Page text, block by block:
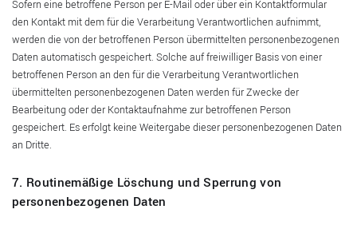
Sofern eine betroffene Person per E-Mail oder über ein Kontaktformular
den Kontakt mit dem für die Verarbeitung Verantwortlichen aufnimmt,
werden die von der betroffenen Person übermittelten personenbezogenen
Daten automatisch gespeichert. Solche auf freiwilliger Basis von einer
betroffenen Person an den für die Verarbeitung Verantwortlichen
übermittelten personenbezogenen Daten werden für Zwecke der
Bearbeitung oder der Kontaktaufnahme zur betroffenen Person
gespeichert. Es erfolgt keine Weitergabe dieser personenbezogenen Daten
an Dritte.
7. Routinemäßige Löschung und Sperrung von
personenbezogenen Daten